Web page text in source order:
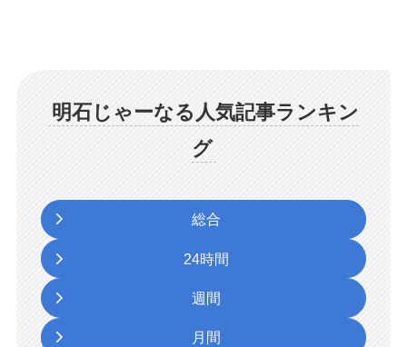
明石じゃーなる人気記事ランキン
グ
総合
24時間
週間
月間